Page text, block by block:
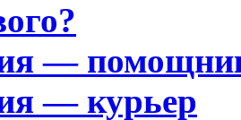
—
— курьер